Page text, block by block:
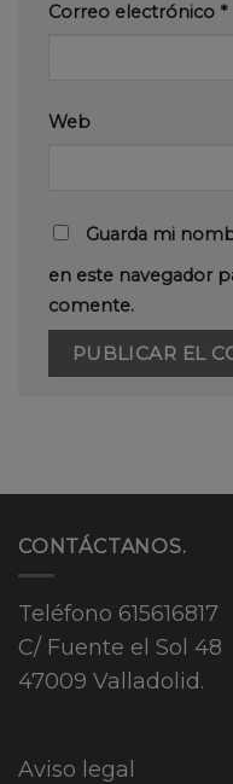
Correo electrónico *
Web
Guarda mi
en este navegador
comente.
CONTÁCTANOS.
Teléfono 615616817
C/ Fuente el Sol 48
47009 Valladolid.
Aviso legal